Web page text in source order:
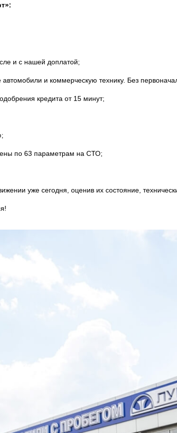
и с нашей доплатой;
и коммерческую технику. Без
кредита от 15 минут;
по 63 параметрам на СТО;
уже сегодня, оценив их состояние,